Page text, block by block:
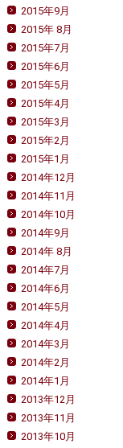
2015年9月
2015年 8月
2015年7月
2015年6月
2015年5月
2015年4月
2015年3月
2015年2月
2015年1月
2014年12月
2014年11月
2014年10月
2014年9月
2014年 8月
2014年7月
2014年6月
2014年5月
2014年4月
2014年3月
2014年2月
2014年1月
2013年12月
2013年11月
2013年10月